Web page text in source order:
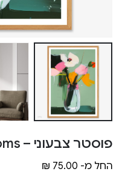
פוסטר צבעוני – Bold Blooms
החל מ- ₪ 75.00